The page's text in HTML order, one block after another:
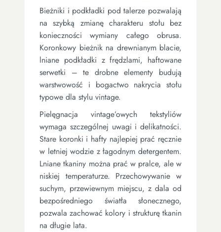
Bieżniki i podkładki pod talerze pozwalają
na szybką zmianę charakteru stołu bez
konieczności wymiany całego obrusa.
Koronkowy bieżnik na drewnianym blacie,
lniane podkładki z frędzlami, haftowane
serwetki – te drobne elementy budują
warstwowość i bogactwo nakrycia stołu
typowe dla stylu vintage.
Pielęgnacja vintage’owych tekstyliów
wymaga szczególnej uwagi i delikatności.
Stare koronki i hafty najlepiej prać ręcznie
w letniej wodzie z łagodnym detergentem.
Lniane tkaniny można prać w pralce, ale w
niskiej temperaturze. Przechowywanie w
suchym, przewiewnym miejscu, z dala od
bezpośredniego światła słonecznego,
pozwala zachować kolory i strukturę tkanin
na długie lata.